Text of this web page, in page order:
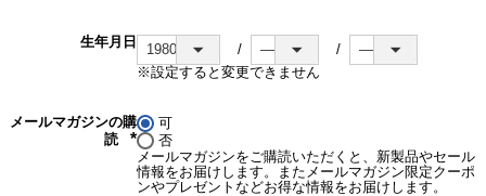
生年月日
※設定すると変更できません
メールマガジンの購
読
須)
可
否
メールマガジンをご購読いただくと、新製品やセール
情報をお届けします。またメールマガジン限定クーポ
ンやプレゼントなどお得な情報をお届けします。